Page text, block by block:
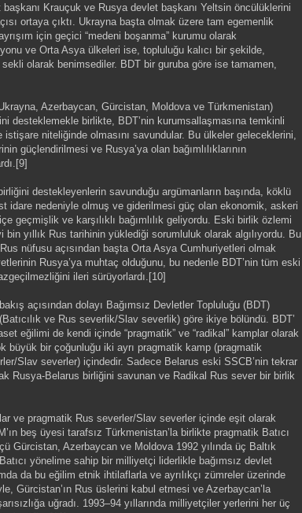
Krauçuk ve Rusya devlet başkanı Yeltsin öncülüklerini
ortaya çıktı. Ukrayna başta olmak üzere tam egemenlik
için geçici “medeni boşanma” kurumu olarak
ve Orta Asya ülkeleri ise, topluluğu kalıcı bir şekilde,
olarak benimsediler. BDT bir guruba göre ise tamamen,
Azerbaycan, Gürcistan, Moldova ve Türkmenistan)
desteklemekle birlikte, BDT’nin kurumsallaşmasına temkinli
niteliğinde olmasını savundular. Bu ülkeler geleceklerini,
güçlendirilmesi ve Rusya’ya olan bağımlılıklarının
destekleyenlerin savunduğu argümanların başında, köklü
idare nedeniyle olmuş ve giderilmesi güç olan ekonomik, askeri
geçmişlik ve karşılıklı bağımlılık geliyordu. Eski birlik özlemi
bin yıllık Rus tarihinin yüklediği sorumluluk olarak algılıyordu. Bu
nüfusu açısından başta Orta Asya Cumhuriyetleri olmak
Rusya’ya muhtaç olduğunu, bu nedenle BDT’nin tüm eski
ileri sürüyorlardı.[10]
açısından dolayı Bağımsız Devletler Topluluğu (BDT)
ve Rus severlik/Slav severlik) göre ikiye bölündü. BDT’
eğilimi de kendi içinde “pragmatik” ve “radikal” kamplar olarak
büyük bir çoğunluğu iki ayrı pragmatik kamp (pragmatik
Slav severler) içindedir. Sadece Belarus eski SSCB’nin tekrar
Rusya-Belarus birliğini savunan ve Radikal Rus sever bir birlik
ve pragmatik Rus severler/Slav severler içinde eşit olarak
beş üyesi tarafsız Türkmenistan’la birlikte pragmatik Batıcı
Gürcistan, Azerbaycan ve Moldova 1992 yılında üç Baltık
yönelime sahip bir milliyetçi liderlikle bağımsız devlet
da bu eğilim etnik ihtilaflarla ve ayrılıkçı zümreler üzerinde
Gürcistan’ın Rus üslerini kabul etmesi ve Azerbaycan’la
uğradı. 1993–94 yıllarında milliyetçiler yerlerini her üç